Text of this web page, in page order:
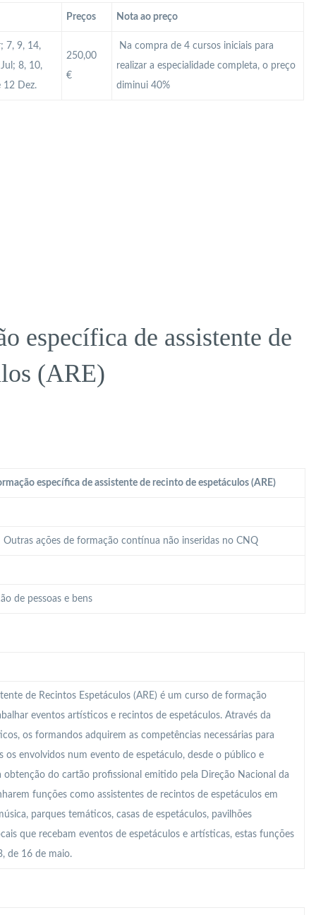
Preços Nota ao preço
7, 9, 14,
8, 10,
12 Dez.
250,00
€
Na compra de 4 cursos iniciais para
realizar a especialidade completa, o preço
diminui 40%
específica de assistente de
(ARE)
específica de assistente de recinto de espetáculos (ARE)
Outras ações de formação contínua não inseridas no CNQ
de pessoas e bens
de Recintos Espetáculos (ARE) é um curso de formação
eventos artísticos e recintos de espetáculos. Através da
os formandos adquirem as competências necessárias para
os envolvidos num evento de espetáculo, desde o público e
obtenção do cartão profissional emitido pela Direção Nacional da
funções como assistentes de recintos de espetáculos em
parques temáticos, casas de espetáculos, pavilhões
que recebam eventos de espetáculos e artísticas, estas funções
de 16 de maio.